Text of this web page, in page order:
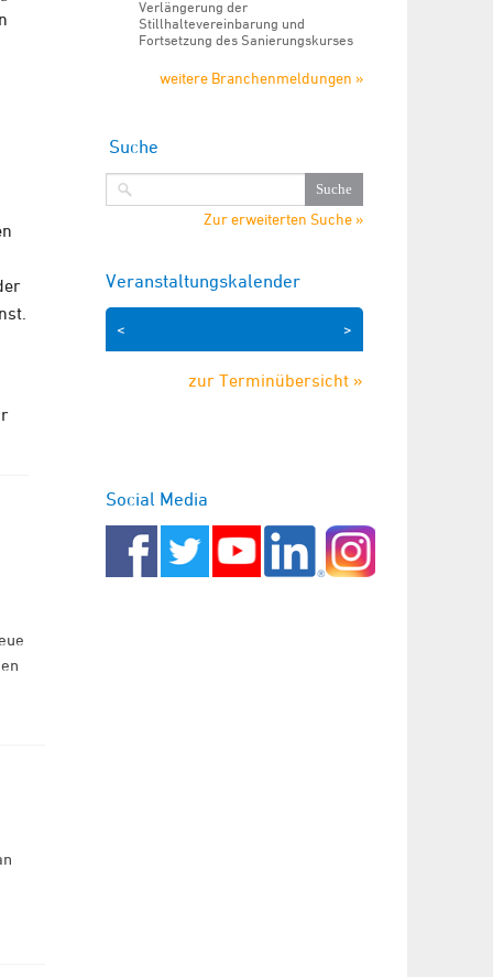
Verlängerung der
Stillhaltevereinbarung und
Fortsetzung des Sanierungskurses
weitere Branchenmeldungen »
Suche
Zur erweiterten Suche »
Veranstaltungskalender
>
<
zur Terminübersicht »
Social Media